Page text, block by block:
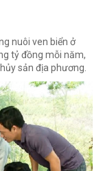
nuôi ven biển ở
tỷ đồng mỗi năm,
sản địa phương.